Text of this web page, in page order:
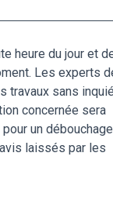
heure du jour et
Les experts
travaux sans
concernée sera
un
laissés par les